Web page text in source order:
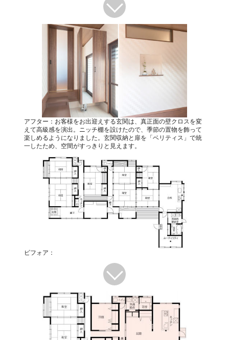
アフター：お客様をお出迎えする玄関は、真正面の壁クロスを変
えて高級感を演出。ニッチ棚を設けたので、季節の置物を飾って
楽しめるようになりました。玄関収納と扉を「ベリティス」で統
一したため、空間がすっきりと見えます。
ビフォア：